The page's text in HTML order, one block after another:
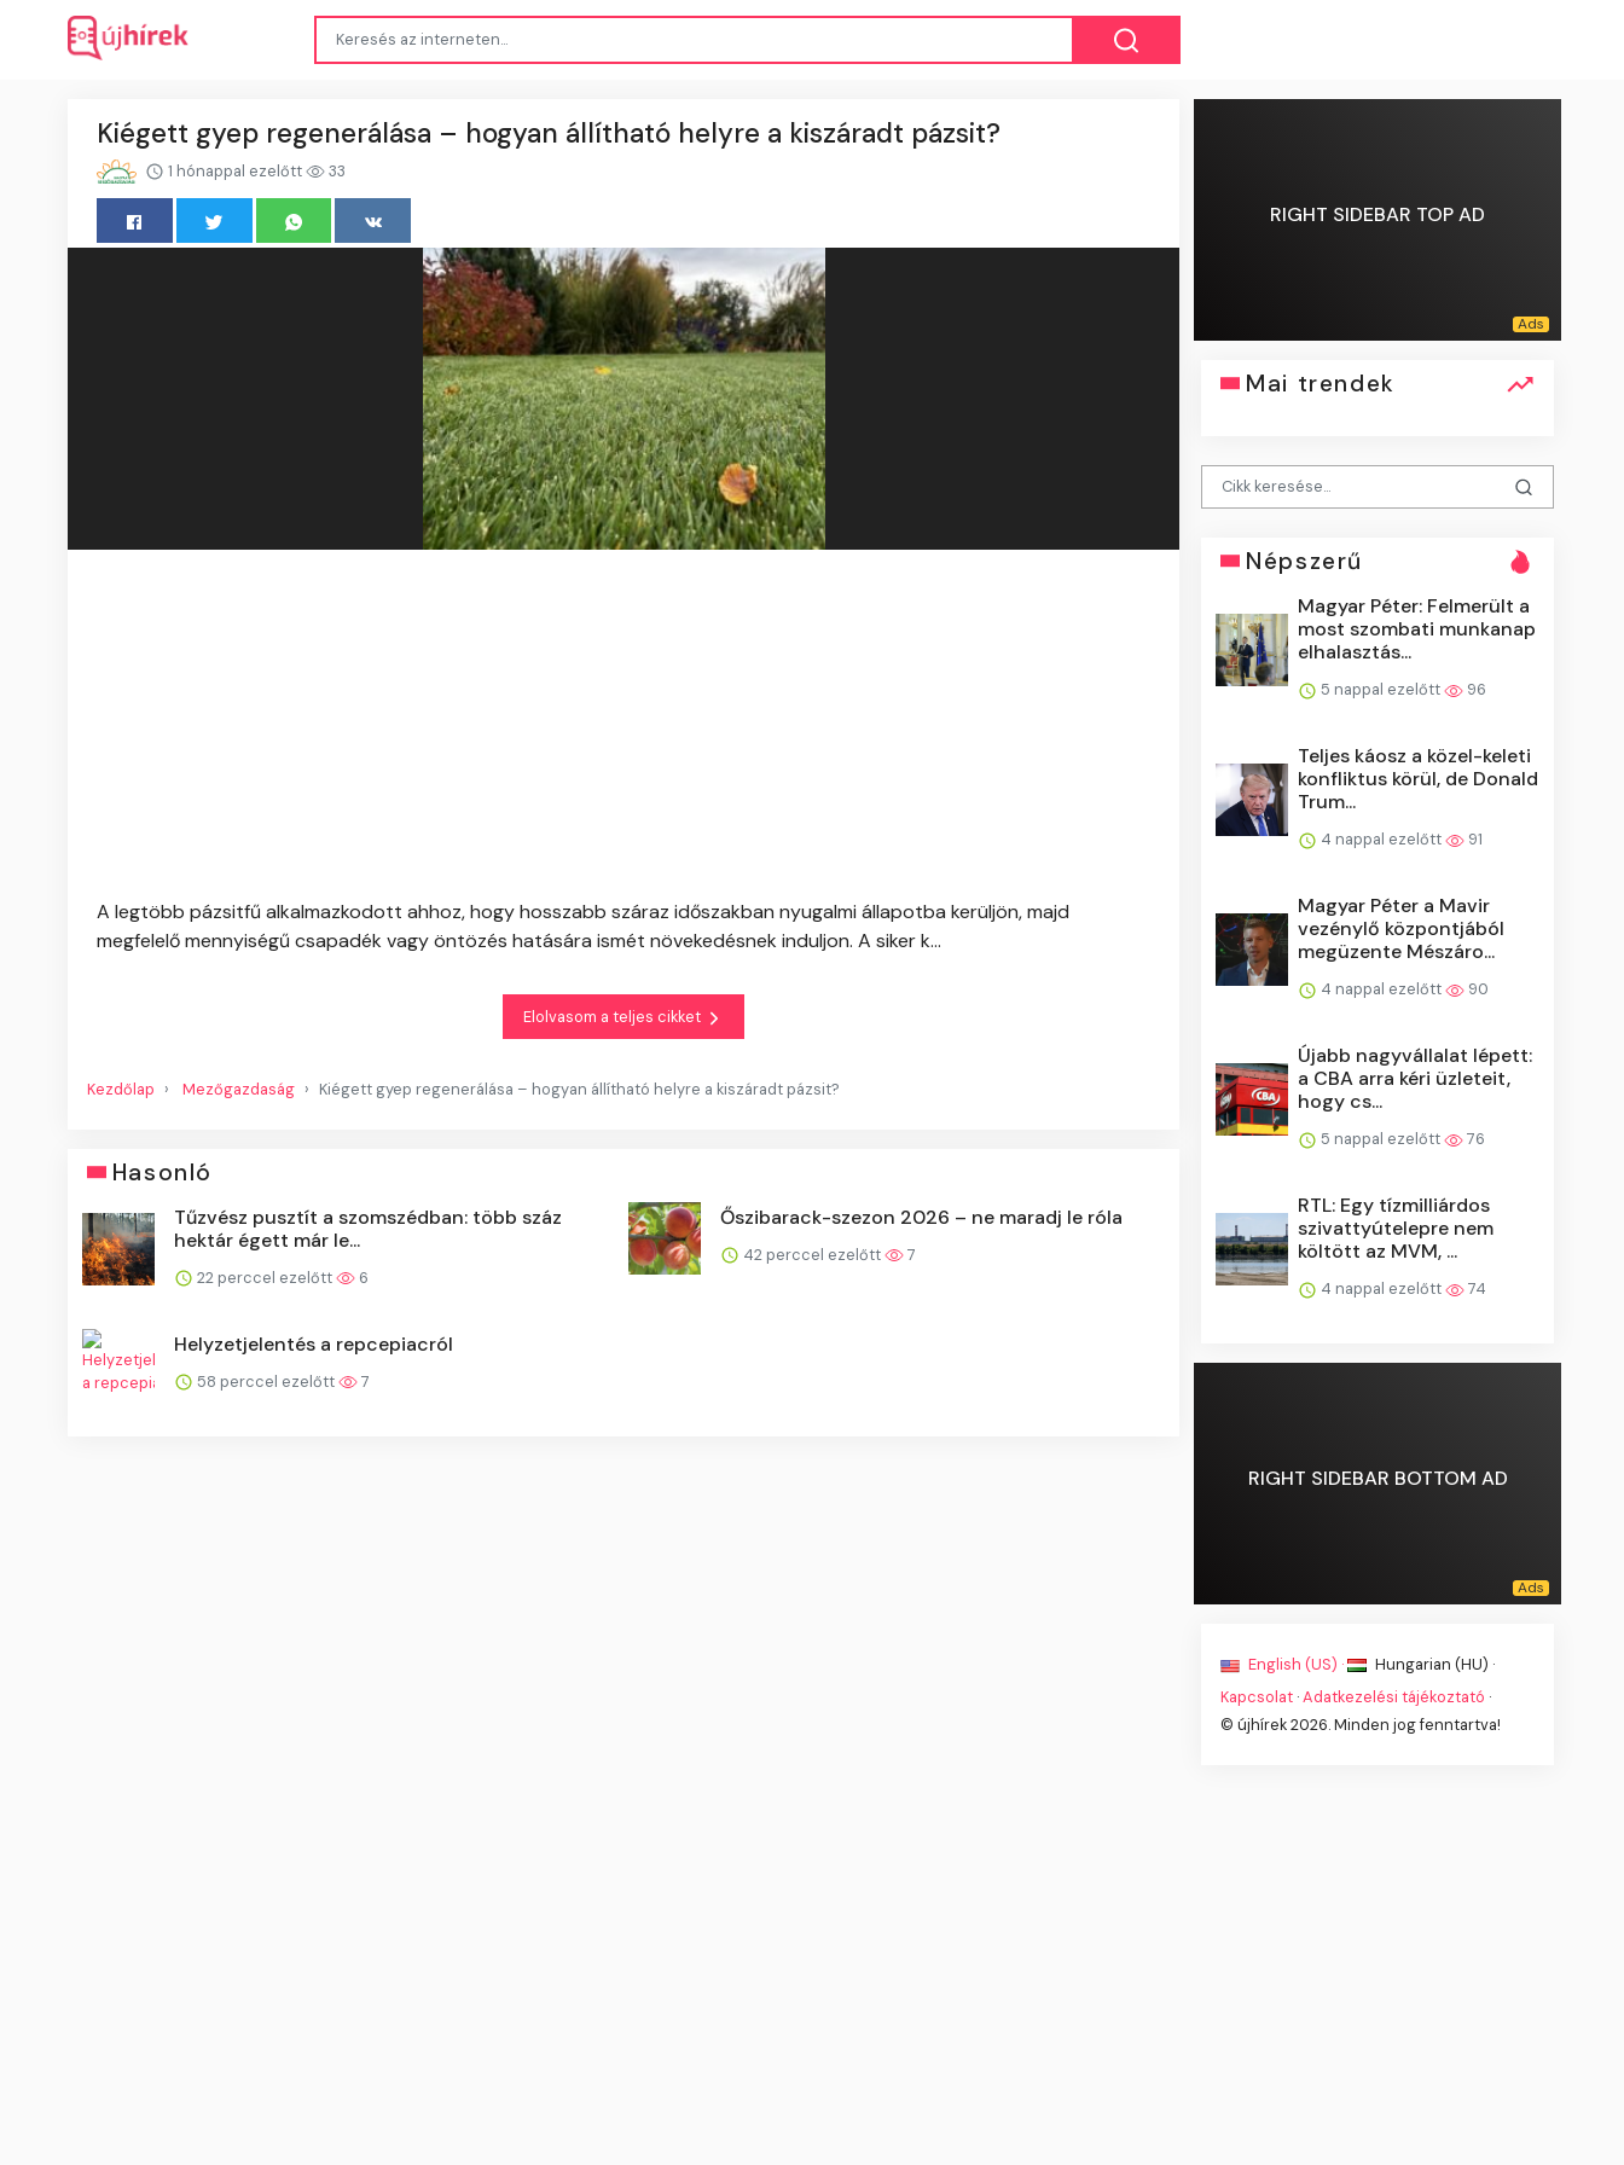
Kiégett gyep regenerálása – hogyan állítható helyre a kiszáradt pázsit?
1 hónappal ezelőtt 33
A legtöbb pázsitfű alkalmazkodott ahhoz, hogy hosszabb száraz időszakban nyugalmi állapotba kerüljön, majd
megfelelő mennyiségű csapadék vagy öntözés hatására ismét növekedésnek induljon. A siker k...
Elolvasom a teljes cikket
Kezdőlap Mezőgazdaság Kiégett gyep regenerálása – hogyan állítható helyre a kiszáradt pázsit?
Hasonló
Tűzvész pusztít a szomszédban: több száz
hektár égett már le...
22 perccel ezelőtt 6
Őszibarack-szezon 2026 – ne maradj le róla
42 perccel ezelőtt 7
Helyzetjelentés a repcepiacról
58 perccel ezelőtt 7
RIGHT SIDEBAR TOP AD
Mai trendek
Népszerű
Magyar Péter: Felmerült a
most szombati munkanap
elhalasztás...
5 nappal ezelőtt 96
Teljes káosz a közel-keleti
konfliktus körül, de Donald
Trum...
4 nappal ezelőtt 91
Magyar Péter a Mavir
vezénylő központjából
megüzente Mészáro...
4 nappal ezelőtt 90
Újabb nagyvállalat lépett:
a CBA arra kéri üzleteit,
hogy cs...
5 nappal ezelőtt 76
RTL: Egy tízmilliárdos
szivattyútelepre nem
költött az MVM, ...
4 nappal ezelőtt 74
RIGHT SIDEBAR BOTTOM AD
English (US) ·
Hungarian (HU) ·
Kapcsolat ·Adatkezelési tájékoztató ·
© újhírek 2026. Minden jog fenntartva!